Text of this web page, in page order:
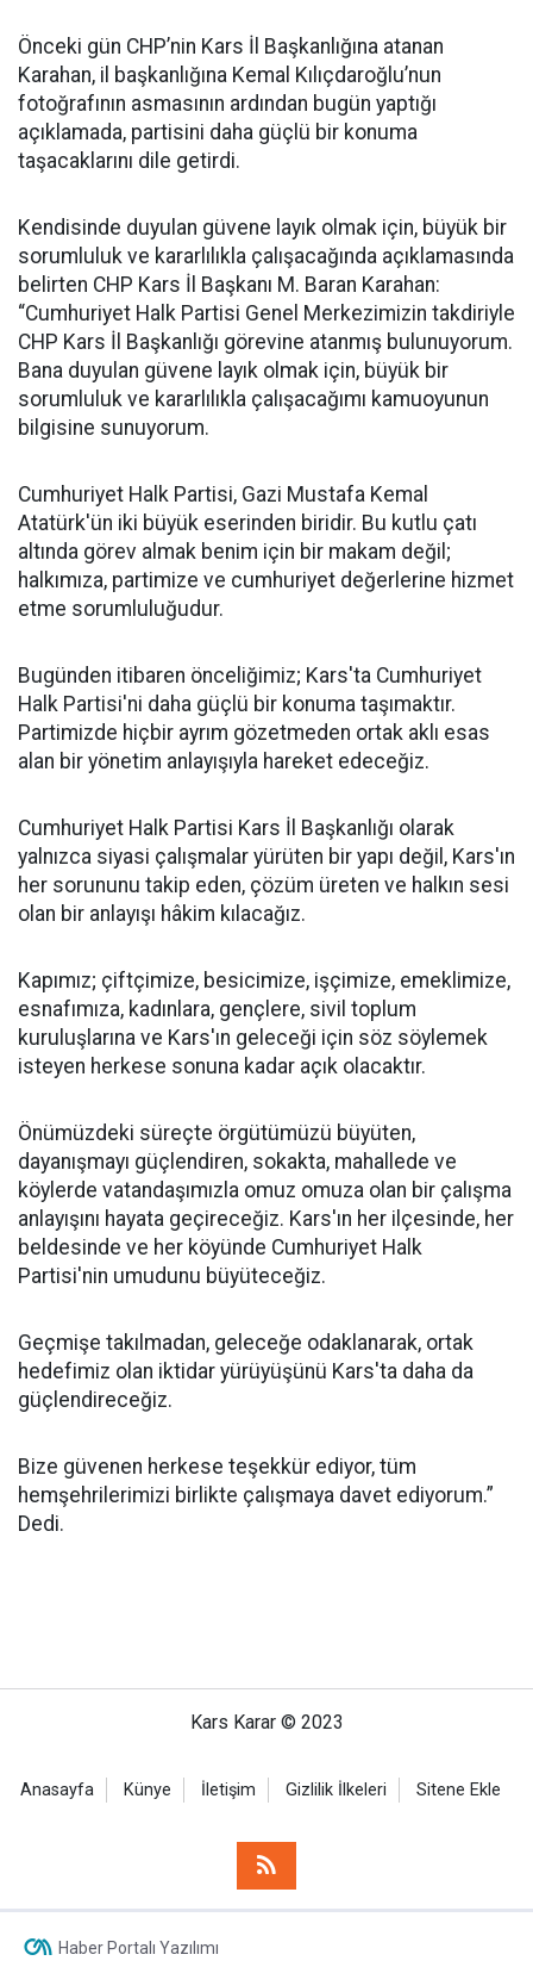
Önceki gün CHP’nin Kars İl Başkanlığına atanan
Karahan, il başkanlığına Kemal Kılıçdaroğlu’nun
fotoğrafının asmasının ardından bugün yaptığı
açıklamada, partisini daha güçlü bir konuma
taşacaklarını dile getirdi.
Kendisinde duyulan güvene layık olmak için, büyük bir
sorumluluk ve kararlılıkla çalışacağında açıklamasında
belirten CHP Kars İl Başkanı M. Baran Karahan:
“Cumhuriyet Halk Partisi Genel Merkezimizin takdiriyle
CHP Kars İl Başkanlığı görevine atanmış bulunuyorum.
Bana duyulan güvene layık olmak için, büyük bir
sorumluluk ve kararlılıkla çalışacağımı kamuoyunun
bilgisine sunuyorum.
Cumhuriyet Halk Partisi, Gazi Mustafa Kemal
Atatürk'ün iki büyük eserinden biridir. Bu kutlu çatı
altında görev almak benim için bir makam değil;
halkımıza, partimize ve cumhuriyet değerlerine hizmet
etme sorumluluğudur.
Bugünden itibaren önceliğimiz; Kars'ta Cumhuriyet
Halk Partisi'ni daha güçlü bir konuma taşımaktır.
Partimizde hiçbir ayrım gözetmeden ortak aklı esas
alan bir yönetim anlayışıyla hareket edeceğiz.
Cumhuriyet Halk Partisi Kars İl Başkanlığı olarak
yalnızca siyasi çalışmalar yürüten bir yapı değil, Kars'ın
her sorununu takip eden, çözüm üreten ve halkın sesi
olan bir anlayışı hâkim kılacağız.
Kapımız; çiftçimize, besicimize, işçimize, emeklimize,
esnafımıza, kadınlara, gençlere, sivil toplum
kuruluşlarına ve Kars'ın geleceği için söz söylemek
isteyen herkese sonuna kadar açık olacaktır.
Önümüzdeki süreçte örgütümüzü büyüten,
dayanışmayı güçlendiren, sokakta, mahallede ve
köylerde vatandaşımızla omuz omuza olan bir çalışma
anlayışını hayata geçireceğiz. Kars'ın her ilçesinde, her
beldesinde ve her köyünde Cumhuriyet Halk
Partisi'nin umudunu büyüteceğiz.
Geçmişe takılmadan, geleceğe odaklanarak, ortak
hedefimiz olan iktidar yürüyüşünü Kars'ta daha da
güçlendireceğiz.
Bize güvenen herkese teşekkür ediyor, tüm
hemşehrilerimizi birlikte çalışmaya davet ediyorum.”
Dedi.
Kars Karar © 2023
Anasayfa Künye İletişim Gizlilik İlkeleri Sitene Ekle
Haber Portalı Yazılımı